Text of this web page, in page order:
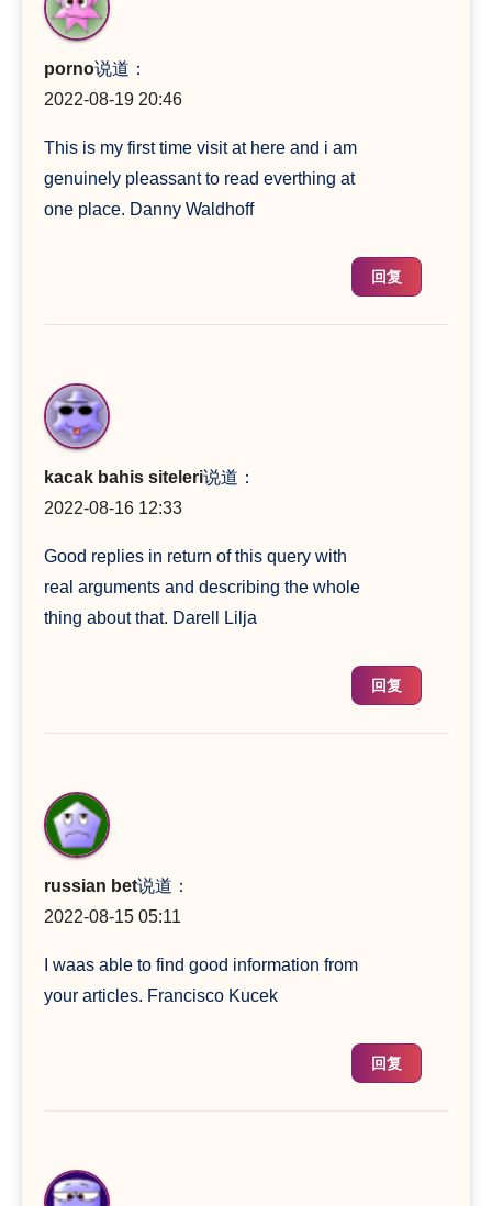
porno说道：
2022-08-19 20:46
This is my first time visit at here and i am
genuinely pleassant to read everthing at
one place. Danny Waldhoff
回复
kacak bahis siteleri说道：
2022-08-16 12:33
Good replies in return of this query with
real arguments and describing the whole
thing about that. Darell Lilja
回复
russian bet说道：
2022-08-15 05:11
I waas able to find good information from
your articles. Francisco Kucek
回复